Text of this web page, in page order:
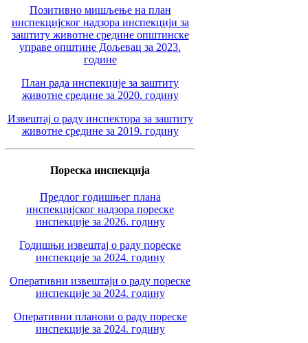
Позитивно мишљење на план
инспекцијског надзора инспекцији за
заштиту животне средине општинске
управе општине Дољевац за 2023.
године
План рада инспекције за заштиту
животне средине за 2020. годину
Извештај о раду инспектора за заштиту
животне средине за 2019. годину
Пореска инспекција
Предлог годишњег плана
инспекцијског надзора пореске
инспекције за 2026. годину
Годишњи извештај о раду пореске
инспекције за 2024. годину
Оперативни извештаји о раду пореске
инспекције за 2024. годину
Оперативни планови о раду пореске
инспекције за 2024. годину